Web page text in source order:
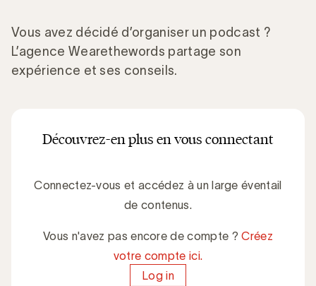
Vous avez décidé d’organiser un podcast ?
L’agence Wearethewords partage son
expérience et ses conseils.
Découvrez-en plus en vous connectant
Connectez-vous et accédez à un large éventail
de contenus.
Vous n'avez pas encore de compte ?Créez
votre compte ici.
Log in